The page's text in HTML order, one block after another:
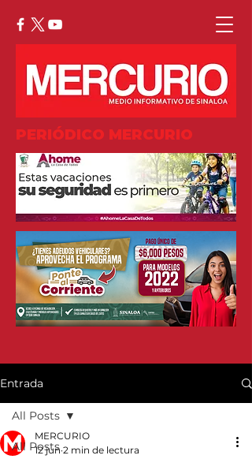
PERIÓDICO MERCURIO
Entrada
All Posts
All Posts
MERCURIO
12 jun 2 min de lectura